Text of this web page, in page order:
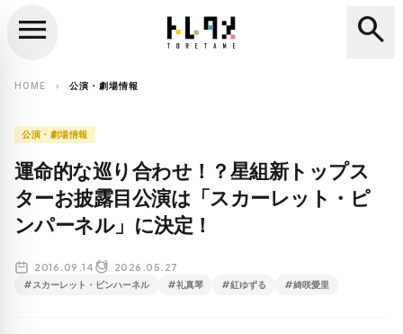
search
menu search
HOME chevron_right 公演・劇場情報
公演・劇場情報
運命的な巡り合わせ！？星組新トップス
ターお披露目公演は「スカーレット・ピ
ンパーネル」に決定！
2016.09.14 2026.05.27
#スカーレット・ピンハーネル #礼真琴 #紅ゆずる #綺咲愛里